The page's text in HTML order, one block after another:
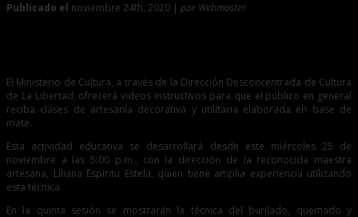
Publicado el noviembre 24th, 2020 | por Webmaster
El Ministerio de Cultura, a través de la Dirección Desconcentrada de Cultura
de La Libertad, ofrecerá videos instructivos para que el público en general
reciba clases de artesanía decorativa y utilitaria elaborada en base de
mate.
Esta actividad educativa se desarrollará desde este miércoles 25 de
noviembre a las 5:00 p.m., con la dirección de la reconocida maestra
artesana, Liliana Espíritu Estela, quien tiene amplia experiencia utilizando
esta técnica.
En la quinta sesión se mostrarán la técnica del burilado, quemado y